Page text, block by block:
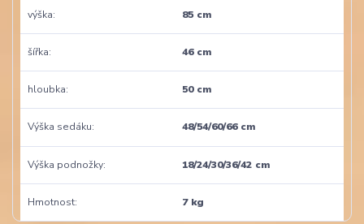
výška 85 cm
šířka 46 cm
hloubka 50 cm
Výška sedáku 48/54/60/66 cm
Výška podnožky 18/24/30/36/42 cm
Hmotnost 7 kg